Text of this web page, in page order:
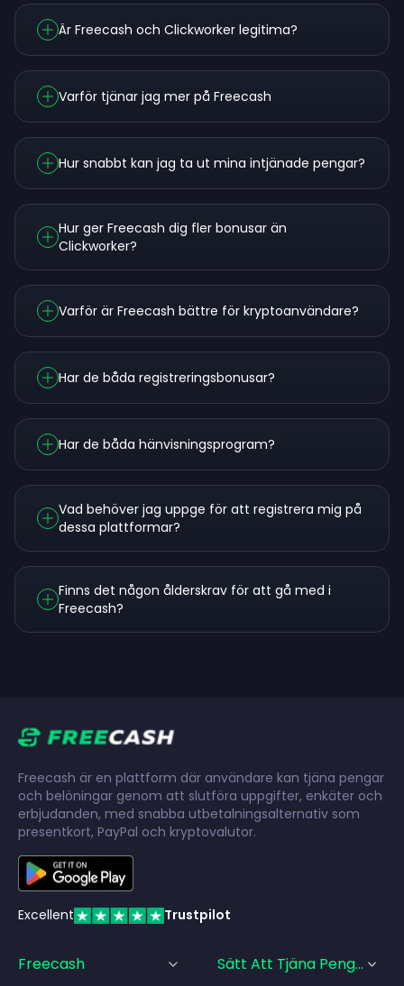
Är Freecash och Clickworker legitima?
Varför tjänar jag mer på Freecash
Hur snabbt kan jag ta ut mina intjänade pengar?
Hur ger Freecash dig fler bonusar än
Clickworker?
Varför är Freecash bättre för kryptoanvändare?
Har de båda registreringsbonusar?
Har de båda hänvisningsprogram?
Vad behöver jag uppge för att registrera mig på
dessa plattformar?
Finns det någon ålderskrav för att gå med i
Freecash?
Freecash är en plattform där användare kan tjäna pengar
och belöningar genom att slutföra uppgifter, enkäter och
erbjudanden, med snabba utbetalningsalternativ som
presentkort, PayPal och kryptovalutor.
Excellent Trustpilot
Freecash Sätt Att Tjäna Pengar